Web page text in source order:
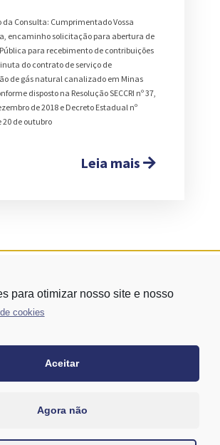
da Consulta: Cumprimentado Vossa
encaminho solicitação para abertura de
para recebimento de contribuições
do contrato de serviço de
de gás natural canalizado em Minas
disposto na Resolução SECCRI nº 37,
de 2018 e Decreto Estadual nº
20 de outubro
Leia mais
– Vila Mariana - São Paulo/SP
para otimizar nosso site e nosso
cookies
Aceitar
Agora não